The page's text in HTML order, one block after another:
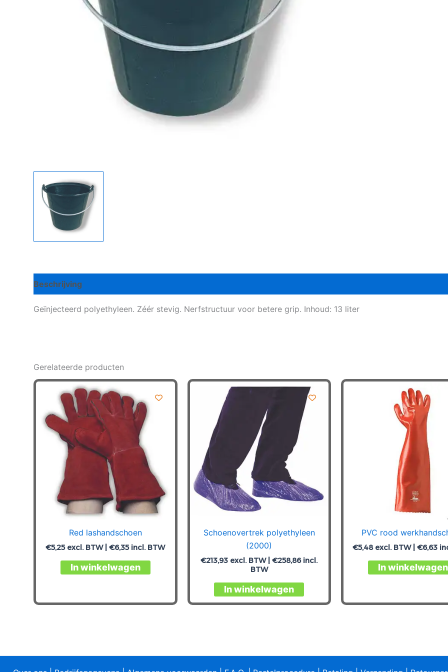
Beschrijving
Geïnjecteerd polyethyleen. Zéér stevig. Nerfstructuur voor betere grip. Inhoud: 13 liter
Gerelateerde producten
Red lashandschoen
€5,25excl. BTW |€6,35incl. BTW
In winkelwagen
Dit
product
meerdere
Schoenovertrek polyethyleen
(2000)
€213,93 excl. BTW |€258,86incl.
BTW
In winkelwagen
Dit
product
PVC rood
€5,48excl. BTW | €6,63
In winkelwagen